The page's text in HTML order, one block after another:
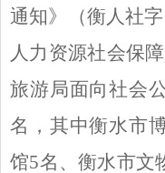
通知》（衡人社
人力资源社会保
旅游局面向社会
名，其中衡水市
馆5名、衡水市文